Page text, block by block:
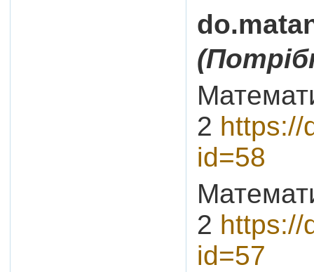
2 https://
id=58
2 https://
id=57